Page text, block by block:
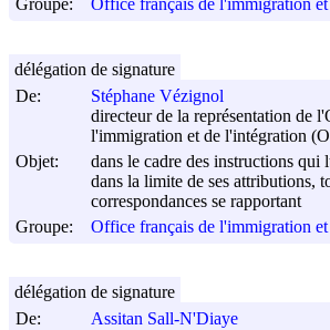
Groupe:
Office français de l'immigration
De:
Stéphane Vézignol
directeur de la représentation de
l'immigration et de l'intégration
Objet:
dans le cadre des instructions qui
dans la limite de ses attributions,
correspondances se rapportant
Groupe:
Office français de l'immigration
délégation de signature
De:
Assitan Sall-N'Diaye
délégation de signature